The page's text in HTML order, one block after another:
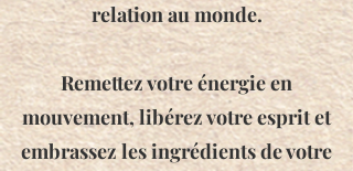
relation au monde.
Remettez votre énergie en
mouvement, libérez votre esprit et
embrassez les ingrédients de votre